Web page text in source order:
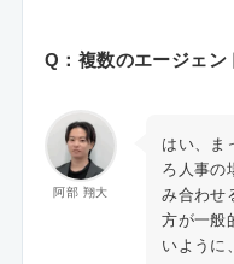
Q：複数のエージェン
阿部 翔大
はい、ま
ろ人事の
み合わせ
方が一般
いように